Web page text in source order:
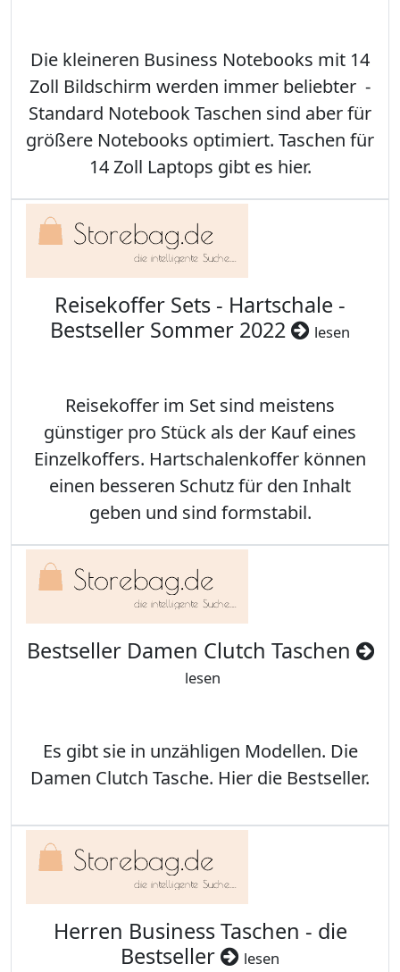
Die kleineren Business Notebooks mit 14
Zoll Bildschirm werden immer beliebter -
Standard Notebook Taschen sind aber für
größere Notebooks optimiert. Taschen für
14 Zoll Laptops gibt es hier.
Reisekoffer Sets - Hartschale -
Bestseller Sommer 2022
lesen
Reisekoffer im Set sind meistens
günstiger pro Stück als der Kauf eines
Einzelkoffers. Hartschalenkoffer können
einen besseren Schutz für den Inhalt
geben und sind formstabil.
Bestseller Damen Clutch Taschen
lesen
Es gibt sie in unzähligen Modellen. Die
Damen Clutch Tasche. Hier die Bestseller.
Herren Business Taschen - die
Bestseller
lesen